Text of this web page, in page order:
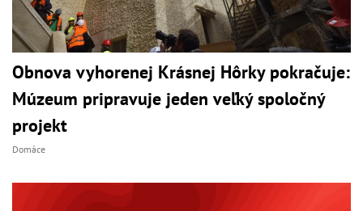
Obnova vyhorenej Krásnej Hôrky pokračuje:
Múzeum pripravuje jeden veľký spoločný
projekt
Domáce